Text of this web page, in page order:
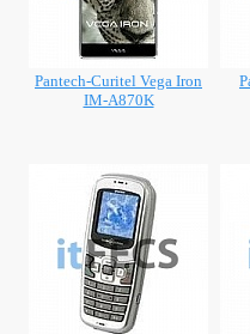
Pantech-Curitel Vega Iron
IM-A870K